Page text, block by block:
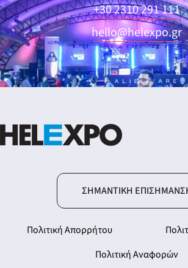
+30 2310 291 111
hello@helexpo.gr
ΣΗΜΑΝΤΙΚΉ
Πολιτική Απορρήτου
Πολιτική Αναφορών